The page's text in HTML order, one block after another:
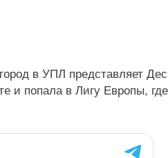
в УПЛ представляет
и попала в Лигу Европы,